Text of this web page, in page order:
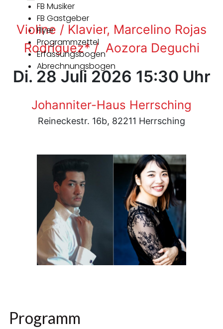
FB Musiker
FB Gastgeber
Flyer
Programmzettel
Erfassungsbogen
Abrechnungsbogen
Violine / Klavier, Marcelino Rojas
Rodriguez* / Aozora Deguchi
Di. 28 Juli 2026 15:30 Uhr
Johanniter-Haus Herrsching
Reineckestr. 16b, 82211 Herrsching
Programm